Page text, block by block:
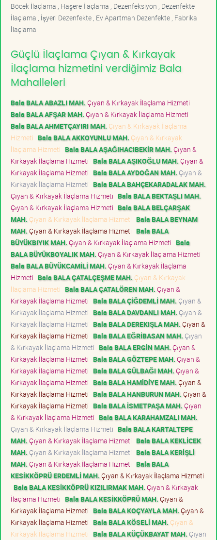
Böcek İlaçlama , Haşere İlaçlama , Dezenfeksiyon , Dezenfekte
İlaçlama , İşyeri Dezenfekte , Ev Apartman Dezenfekte , Fabrika
İlaçlama
Güçlü İlaçlama Çıyan & Kırkayak
İlaçlama hizmetini verdiğimiz Bala
Mahalleleri
Bala BALA ABAZLI MAH. Çıyan & Kırkayak İlaçlama Hizmeti
Bala BALA AFŞAR MAH. Çıyan & Kırkayak İlaçlama Hizmeti
Bala BALA AHMETÇAYIRI MAH. Çıyan & Kırkayak İlaçlama
Hizmeti Bala BALA AKKOYUNLU MAH. Çıyan & Kırkayak
İlaçlama Hizmeti Bala BALA AŞAĞIHACIBEKİR MAH. Çıyan &
Kırkayak İlaçlama Hizmeti Bala BALA AŞIKOĞLU MAH. Çıyan &
Kırkayak İlaçlama Hizmeti Bala BALA AYDOĞAN MAH. Çıyan &
Kırkayak İlaçlama Hizmeti Bala BALA BAHÇEKARADALAK MAH.
Çıyan & Kırkayak İlaçlama Hizmeti Bala BALA BEKTAŞLI MAH.
Çıyan & Kırkayak İlaçlama Hizmeti Bala BALA BELÇARŞAK
MAH. Çıyan & Kırkayak İlaçlama Hizmeti Bala BALA BEYNAM
MAH. Çıyan & Kırkayak İlaçlama Hizmeti Bala BALA
BÜYÜKBIYIK MAH. Çıyan & Kırkayak İlaçlama Hizmeti Bala
BALA BÜYÜKBOYALIK MAH. Çıyan & Kırkayak İlaçlama Hizmeti
Bala BALA BÜYÜKCAMİLİ MAH. Çıyan & Kırkayak İlaçlama
Hizmeti Bala BALA ÇATALÇEŞME MAH. Çıyan & Kırkayak
İlaçlama Hizmeti Bala BALA ÇATALÖREN MAH. Çıyan &
Kırkayak İlaçlama Hizmeti Bala BALA ÇİĞDEMLİ MAH. Çıyan &
Kırkayak İlaçlama Hizmeti Bala BALA DAVDANLI MAH. Çıyan &
Kırkayak İlaçlama Hizmeti Bala BALA DEREKIŞLA MAH. Çıyan &
Kırkayak İlaçlama Hizmeti Bala BALA EĞRİBASAN MAH. Çıyan
& Kırkayak İlaçlama Hizmeti Bala BALA ERGİN MAH. Çıyan &
Kırkayak İlaçlama Hizmeti Bala BALA GÖZTEPE MAH. Çıyan &
Kırkayak İlaçlama Hizmeti Bala BALA GÜLBAĞI MAH. Çıyan &
Kırkayak İlaçlama Hizmeti Bala BALA HAMİDİYE MAH. Çıyan &
Kırkayak İlaçlama Hizmeti Bala BALA HANBURUN MAH. Çıyan &
Kırkayak İlaçlama Hizmeti Bala BALA İSMETPAŞA MAH. Çıyan
& Kırkayak İlaçlama Hizmeti Bala BALA KARAHAMZALI MAH.
Çıyan & Kırkayak İlaçlama Hizmeti Bala BALA KARTALTEPE
MAH. Çıyan & Kırkayak İlaçlama Hizmeti Bala BALA KEKLİCEK
MAH. Çıyan & Kırkayak İlaçlama Hizmeti Bala BALA KERİŞLİ
MAH. Çıyan & Kırkayak İlaçlama Hizmeti Bala BALA
KESİKKÖPRÜ ERDEMLİ MAH. Çıyan & Kırkayak İlaçlama Hizmeti
Bala BALA KESİKKÖPRÜ KIZILIRMAK MAH. Çıyan & Kırkayak
İlaçlama Hizmeti Bala BALA KESİKKÖPRÜ MAH. Çıyan &
Kırkayak İlaçlama Hizmeti Bala BALA KOÇYAYLA MAH. Çıyan &
Kırkayak İlaçlama Hizmeti Bala BALA KÖSELİ MAH. Çıyan &
Kırkayak İlaçlama Hizmeti Bala BALA KÜÇÜKBAYAT MAH. Çıyan